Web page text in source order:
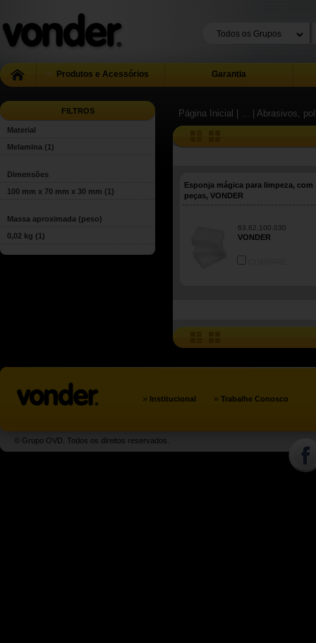
Produtos e Acessórios Garantia
FILTROS
Material
Melamina (1)
Dimensões
100 mm x 70 mm x 30 mm (1)
Massa aproximada (peso)
0,02 kg (1)
Página Inicial | ... | Abrasivos,
Esponja mágica para limpeza, com
peças, VONDER
63.62.100.030
VONDER
» Institucional » Trabalhe Conosco
© Grupo OVD. Todos os direitos reservados.